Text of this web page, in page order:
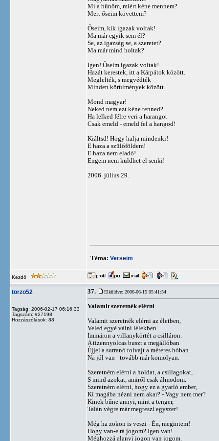
Mi a bűnöm, miért kéne mennem?
Mert őseim követtem?
Őseim, kik igazak voltak!
Ma már egyik sem él?
Se, az igazság se, a szeretet?
Ma már mind holtak?
Igen! Őseim igazak voltak!
Hazát kerestek, itt a Kárpátok között.
Meglelték, s megvédték
Minden körülmények között.
Mond magyar!
Neked nem ezt kéne tenned?
Ha lelked félre veri a harangot
Csak emeld - emeld fel a hangod!
Kiáltsd! Hogy halja mindenki!
E haza a szülőföldem!
E haza nem eladó!
Engem nem küldhet el senki!
2006. július 29.
Téma: Verseim
Kezdő
torzo52
Tagság: 2006-02-17 06:16:33
Tagszám: #27198
Hozzászólások: 88
37. Elküldve: 2006-06-15 05:41:54
Valamit szeretnék elérni
Valamit szeretnék elérni az életben,
Veled egyé válni lélekben.
Immáron a villanykörtét a csilláron.
A tizennyolcas buszt a megállóban
Éjjel a surranó tolvajt a méteres hóban.
Na jól van - tovább már komolyan.
Szeretném elérni a holdat, a csillagokat,
S mind azokat, amiről csak álmodom.
Szeretném elérni, hogy ez a gyarló ember,
Ki magába nézni nem akar? - Vagy nem mer?
Kinek bűne annyi, mint a tenger,
Talán végre már megteszi egyszer!
Még ha zokon is veszi - Én, megintem!
Hogy van-e rá jogom? Igen van!
Méghozzá alanyi jogon van jogom.